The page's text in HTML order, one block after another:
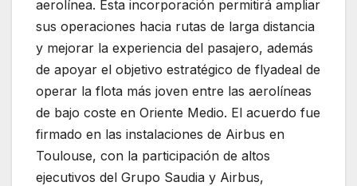
aerolínea. Esta incorporación permitirá ampliar
sus operaciones hacia rutas de larga distancia
y mejorar la experiencia del pasajero, además
de apoyar el objetivo estratégico de flyadeal de
operar la flota más joven entre las aerolíneas
de bajo coste en Oriente Medio. El acuerdo fue
firmado en las instalaciones de Airbus en
Toulouse, con la participación de altos
ejecutivos del Grupo Saudia y Airbus,